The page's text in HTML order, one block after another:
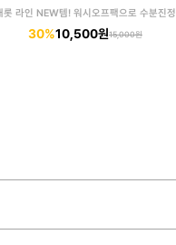
롯 라인 NEW템! 워시오프팩으로 수분진정
30%10,500원15,000원